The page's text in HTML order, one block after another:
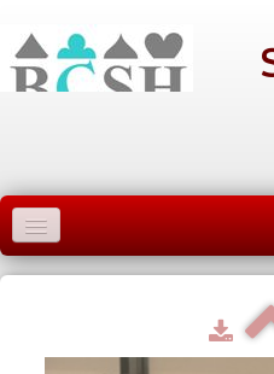
Accueil Stages
Infos pratiques